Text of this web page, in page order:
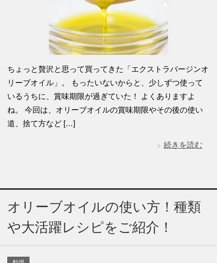
ちょっと贅沢と思って買ってきた「エクストラバージンオ
リーブオイル」。 もったいないからと、少しずつ使って
いるうちに、賞味期限が過ぎていた！ よくありますよ
ね。 今回は、オリーブオイルの賞味期限やその後の使い
道、捨て方など […]
続きを読む
オリーブオイルの使い方！種類
や大活躍レシピをご紹介！